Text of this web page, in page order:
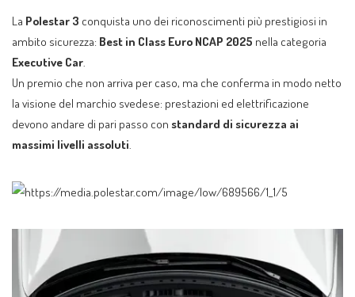
La Polestar 3 conquista uno dei riconoscimenti più prestigiosi in
ambito sicurezza: Best in Class Euro NCAP 2025 nella categoria
Executive Car.
Un premio che non arriva per caso, ma che conferma in modo netto
la visione del marchio svedese: prestazioni ed elettrificazione
devono andare di pari passo con standard di sicurezza ai
massimi livelli assoluti.